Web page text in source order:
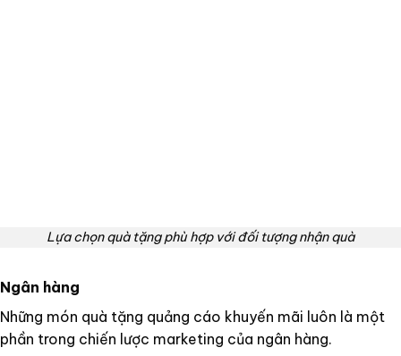
Lựa chọn quà tặng phù hợp với đối tượng nhận quà
Ngân hàng
Những món quà tặng quảng cáo khuyến mãi luôn là một
phần trong chiến lược marketing của ngân hàng.